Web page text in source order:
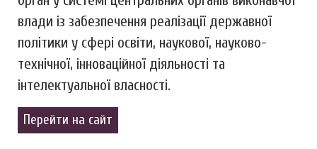
влади із забезпечення реалізації державної
політики у сфері освіти, наукової, науково-
технічної, інноваційної діяльності та
інтелектуальної власності.
Перейти на сайт